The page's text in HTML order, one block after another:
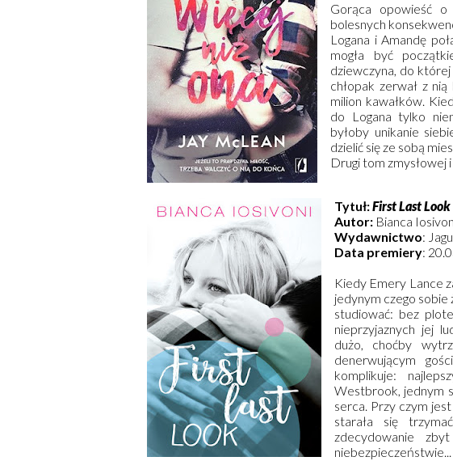
Gorąca opowieść o
bolesnych
Logana i Amandę
mogła być
dziewczyna, do
chłopak zerwał z
milion kawałków.
do Logana tylko
byłoby unikanie
dzielić się ze sobą
Drugi tom zmysłowej
Tytuł:First Last Look
Autor: Bianca
Wydawnictwo:
Data premiery:
Kiedy Emery Lance
jedynym czego
studiować: bez
nieprzyjaznych jej
dużo, choćby
denerwującym
komplikuje:
Westbrook, jednym
serca. Przy czym
starała się
zdecydowanie
niebezpieczeństwie...